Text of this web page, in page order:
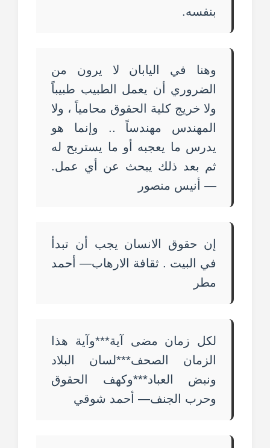
بنفسه.
وهنا في اليابان لا يرون من
الضروري أن يعمل الطبيب طبيباً
ولا خريج كلية الحقوق محامياً ، ولا
المهندس مهندساً .. وإنما هو
يدرس ما يعجبه أو ما يستريح له
ثم بعد ذلك يبحث عن أي عمل.
— أنيس منصور
إن حقوق الانسان يجب أن تبدأ
في البيت . ثقافة الارهاب— أحمد
مطر
لكل زمان مضى آية***وآية هذا
الزمان الصحف***لسان البلاد
ونبض العباد***وكهف الحقوق
وحرب الجنف— أحمد شوقي